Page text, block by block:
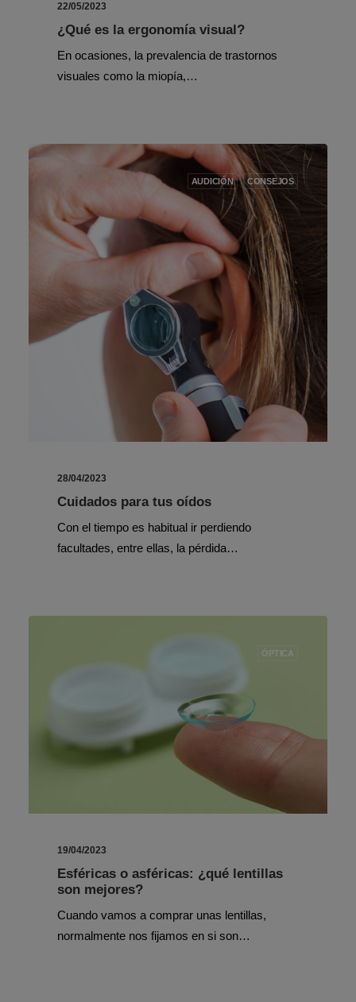
22/05/2023
¿Qué es la ergonomía visual?
En ocasiones, la prevalencia de trastornos
visuales como la miopía,…
AUDICIÓN CONSEJOS
28/04/2023
Cuidados para tus oídos
Con el tiempo es habitual ir perdiendo
facultades, entre ellas, la pérdida…
ÓPTICA
19/04/2023
Esféricas o asféricas: ¿qué lentillas
son mejores?
Cuando vamos a comprar unas lentillas,
normalmente nos fijamos en si son…